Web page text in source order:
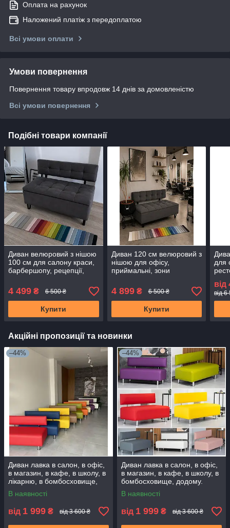
Оплата на рахунок
Наложений платіж з передоплатою
Всі умови оплати
Умови повернення
Повернення товару впродовж 14 днів за домовленістю
Всі умови повернення
Подібні товари компанії
Диван велюровий з нішою
100 см для салону краси,
барбершопу, рецепції,
4 499 ₴ 6 500 ₴
Купити
Диван 120 см велюровий з
нішою для офісу,
приймальні, зони
перукарні та
косметологічного кабінету
4 899₴ 6 500 ₴
Купити
для
від
від
Акційні пропозиції та новинки
–44%
Диван лавка в салон, в офіс,
в магазин, в кафе, в школу, в
лікарню, в бомбосховище,
додому. Диванчик очікування
В наявності
від 1 999 ₴ від 3 600 ₴
–44%
Диван лавка в салон, в офіс,
в магазин, в кафе, в школу, в
бомбосховище, додому.
Диванчик очікування
В наявності
від 1 999 ₴ від 3 600 ₴